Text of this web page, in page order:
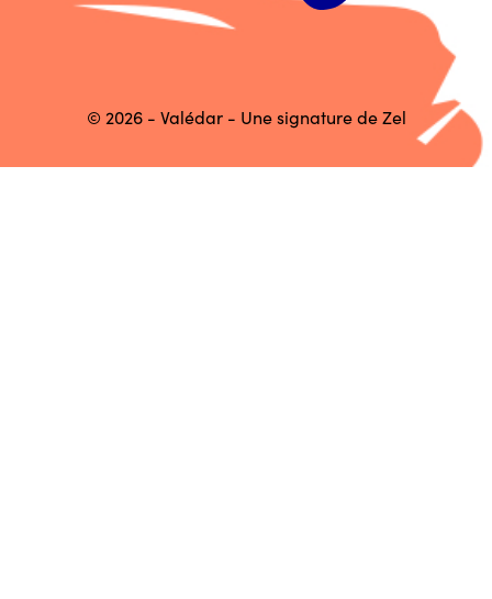
© 2026 - Valédar - Une signature deZel